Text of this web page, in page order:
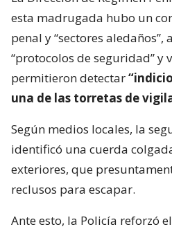
esta madrugada hubo un
penal y “sectores
“protocolos de seguridad” y
permitieron detectar
una de las torretas de
Según medios locales, la
identificó una cuerda
exteriores, que
reclusos para escapar.
Ante esto, la Policía reforzó